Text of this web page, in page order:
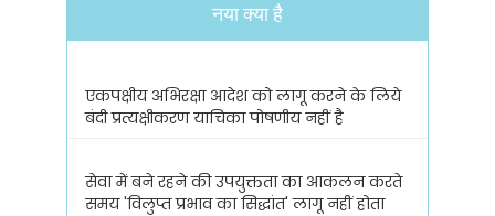
नया क्या है
एकपक्षीय अभिरक्षा आदेश को लागू करने के लिये
बंदी प्रत्यक्षीकरण याचिका पोषणीय नहीं है
सेवा में बने रहने की उपयुक्तता का आकलन करते
समय 'विलुप्त प्रभाव का सिद्धांत' लागू नहीं होता